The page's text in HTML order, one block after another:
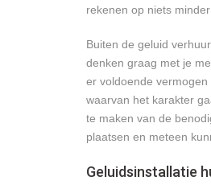
rekenen op niets
Buiten de geluid
denken graag met je
er voldoende
waarvan het karakter
te maken van de
plaatsen en meteen
Geluidsinstallatie